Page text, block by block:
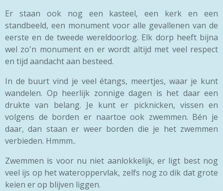
Er staan ook nog een kasteel, een kerk en een
standbeeld, een monument voor alle gevallenen van de
eerste en de tweede wereldoorlog. Elk dorp heeft bijna
wel zo'n monument en er wordt altijd met veel respect
en tijd aandacht aan besteed.
In de buurt vind je veel étangs, meertjes, waar je kunt
wandelen. Op heerlijk zonnige dagen is het daar een
drukte van belang. Je kunt er picknicken, vissen en
volgens de borden er naartoe ook zwemmen. Bén je
daar, dan staan er weer borden die je het zwemmen
verbieden. Hmmm..
Zwemmen is voor nu niet aanlokkelijk, er ligt best nog
veel ijs op het wateroppervlak, zelfs nog zo dik dat grote
keien er op blijven liggen.